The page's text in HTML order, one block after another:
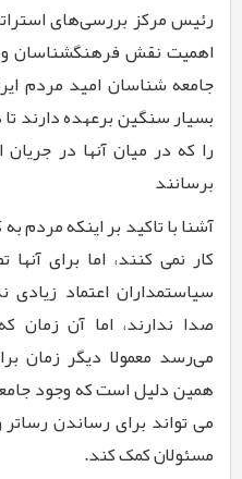
رئیس مرکز بررسی‌های
اهمیت نقش فرهنگ­شناسان
جامعه شناسان امید مردم
بسیار سنگین برعهده دارند
را که در میان آنها در
برسانند
آشنا با تاکید بر اینکه مردم
کار نمی کنند، اما برای
سیاستمداران اعتماد زیادی
صدا ندارند، اما آن زمان
می‌رسد معمولا دیگر زمان
همین دلیل است که وجود
می تواند برای رساندن
مسئولان کمک کند.